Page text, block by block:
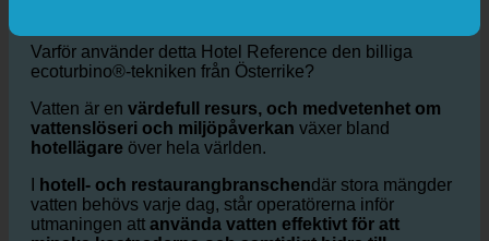
badrum och maximera vinsten
Varför använder detta Hotel Reference den billiga
ecoturbino®-tekniken från Österrike?
Vatten är en
vattenslöseri och miljöpåverkanväxer bland
hotellägareöver hela världen.